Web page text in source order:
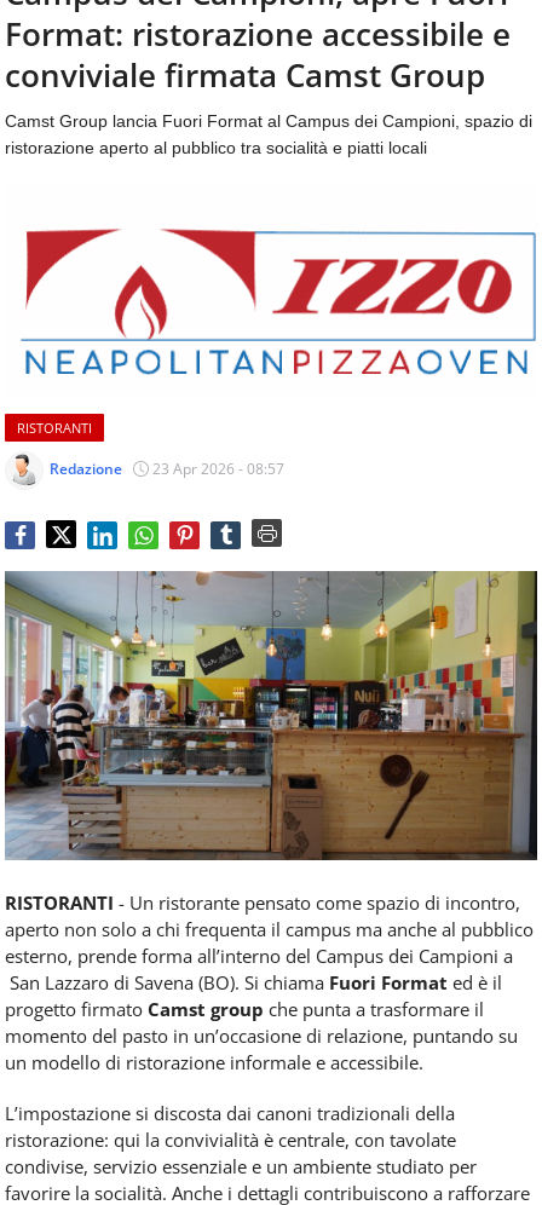
aggiornamenti
quotidiani
temi
come
ospitalità,
ristorazione,
beverage,
catering
e
quotidiani
sul
dell'alimentazione,
dei
consumi
del
Food
Service
e
tutte
novità
del
comparto
Horeca.
CONTATTI
Format: ristorazione accessibile e
conviviale firmata Camst Group
Camst Group lancia Fuori Format al Campus dei Campioni, spazio di
ristorazione aperto al pubblico tra socialità e piatti locali
RISTORANTI
Redazione 23 Apr 2026 - 08:57
RISTORANTI - Un ristorante pensato come spazio di incontro,
aperto non solo a chi frequenta il campus ma anche al pubblico
esterno, prende forma all’interno del Campus dei Campioni a
San Lazzaro di Savena (BO). Si chiama Fuori Format ed è il
progetto firmato Camst group che punta a trasformare il
momento del pasto in un’occasione di relazione, puntando su
un modello di ristorazione informale e accessibile.
L’impostazione si discosta dai canoni tradizionali della
ristorazione: qui la convivialità è centrale, con tavolate
condivise, servizio essenziale e un ambiente studiato per
favorire la socialità. Anche i dettagli contribuiscono a rafforzare